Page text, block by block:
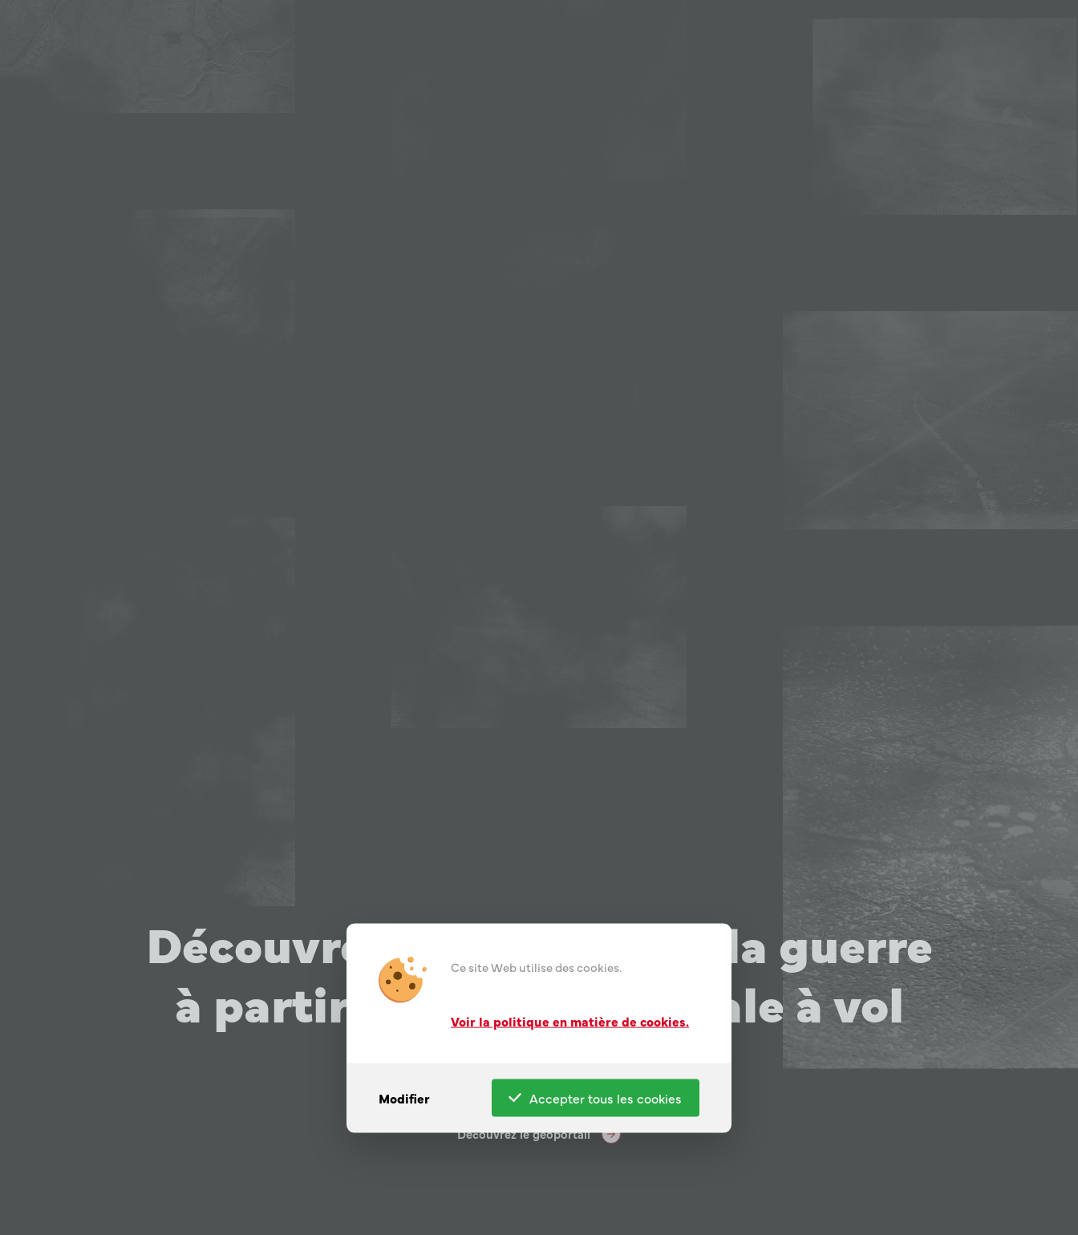
Découvrez le paysage de la guerre
à partir d'une vue spéciale à vol
d'oiseau
Découvrez le géoportail
Ce site Web utilise des cookies.
Voir la politique en matière de cookies.
Modifier Accepter tous les cookies